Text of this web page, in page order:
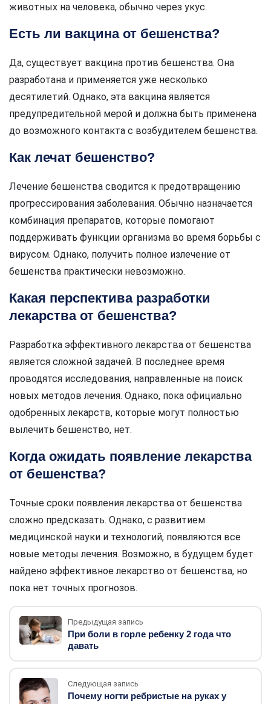
животных на человека, обычно через укус.
Есть ли вакцина от бешенства?
Да, существует вакцина против бешенства. Она
разработана и применяется уже несколько
десятилетий. Однако, эта вакцина является
предупредительной мерой и должна быть применена
до возможного контакта с возбудителем бешенства.
Как лечат бешенство?
Лечение бешенства сводится к предотвращению
прогрессирования заболевания. Обычно назначается
комбинация препаратов, которые помогают
поддерживать функции организма во время борьбы с
вирусом. Однако, получить полное излечение от
бешенства практически невозможно.
Какая перспектива разработки
лекарства от бешенства?
Разработка эффективного лекарства от бешенства
является сложной задачей. В последнее время
проводятся исследования, направленные на поиск
новых методов лечения. Однако, пока официально
одобренных лекарств, которые могут полностью
вылечить бешенство, нет.
Когда ожидать появление лекарства
от бешенства?
Точные сроки появления лекарства от бешенства
сложно предсказать. Однако, с развитием
медицинской науки и технологий, появляются все
новые методы лечения. Возможно, в будущем будет
найдено эффективное лекарство от бешенства, но
пока нет точных прогнозов.
Предыдущая запись
При боли в горле ребенку 2 года что
давать
Следующая запись
Почему ногти ребристые на руках у